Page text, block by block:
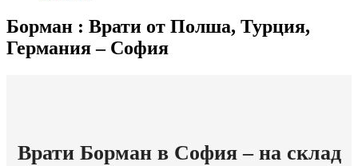
Борман : Врати от Полша, Турция,
Германия – София
Врати Борман в София – на склад